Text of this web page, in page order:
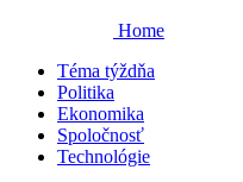
Home
Téma týždňa
Politika
Ekonomika
Spoločnosť
Technológie